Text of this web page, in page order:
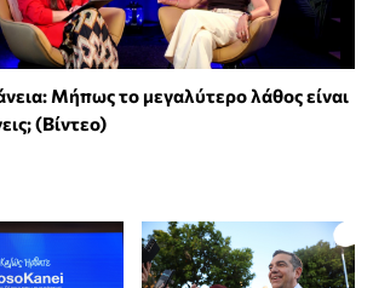
Μήπως το μεγαλύτερο λάθος είναι
(Βίντεο)